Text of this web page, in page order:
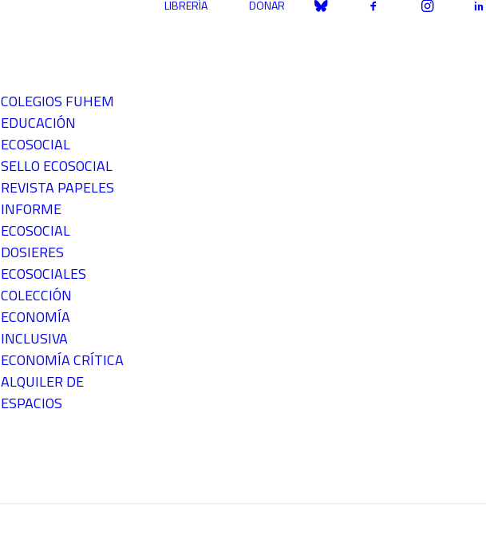
COLEGIOS FUHEM
EDUCACIÓN
ECOSOCIAL
SELLO ECOSOCIAL
REVISTA PAPELES
INFORME
ECOSOCIAL
DOSIERES
ECOSOCIALES
COLECCIÓN
ECONOMÍA
INCLUSIVA
ECONOMÍA CRÍTICA
ALQUILER DE
ESPACIOS
LIBRERÍA DONAR